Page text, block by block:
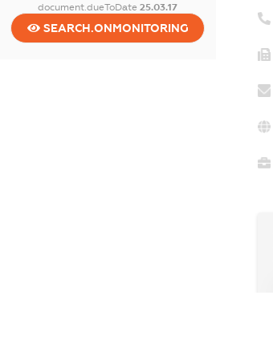
document.dueToDate25.03.17
SEARCH.ONMONITORING